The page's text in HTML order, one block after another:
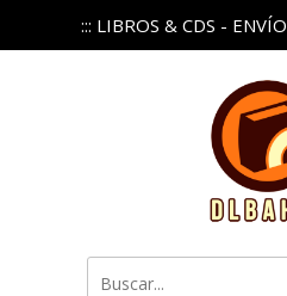
::: LIBROS & CDS -